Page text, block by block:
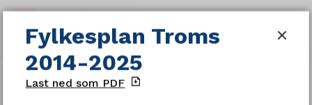
MENY
Gjeldende planer og strategier
Fylkesplan Troms 2014-2025
Fylkesplan Troms
2014-2025
Last ned som PDF